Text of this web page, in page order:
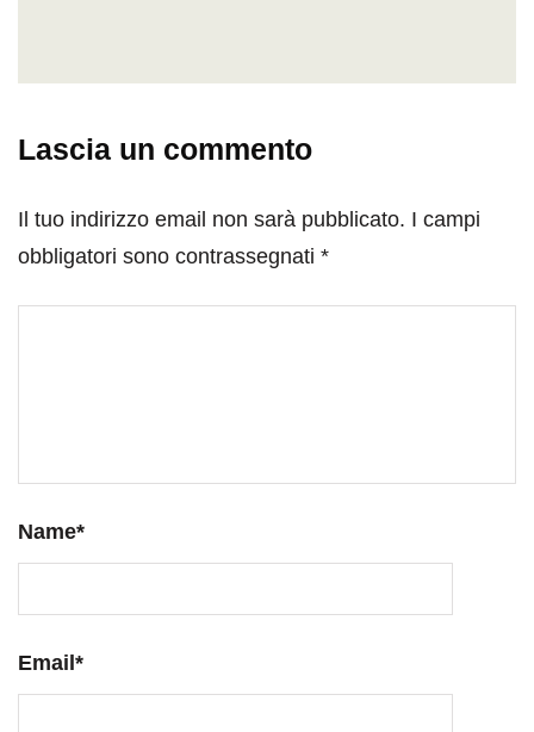
Lascia un commento
Il tuo indirizzo email non sarà pubblicato. I campi
obbligatori sono contrassegnati *
Name*
Email *